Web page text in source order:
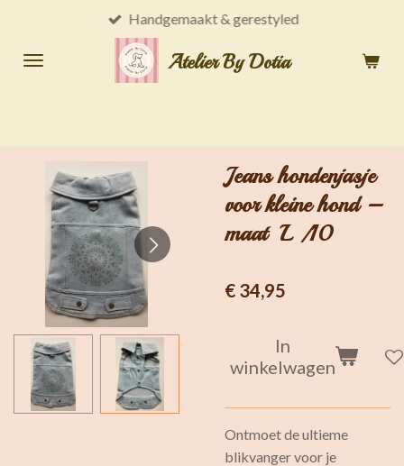
naar
Atelier By Dotia
Handgemaakt & gerestyled
Jeans hondenjasje
voor kleine hond –
maat L /10
€ 34,95
In
winkelwagen
Ontmoet de ultieme
blikvanger voor je